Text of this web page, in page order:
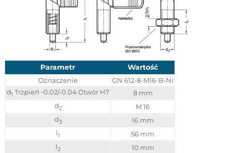
Parametr Wartość
Oznaczenie
GN 612-8-M16-B-NI
d1 Trzpień -0.02/-0.04 Otwór H7
8 mm
d2
M 16
d3
16 mm
l1
56 mm
l2
10 mm